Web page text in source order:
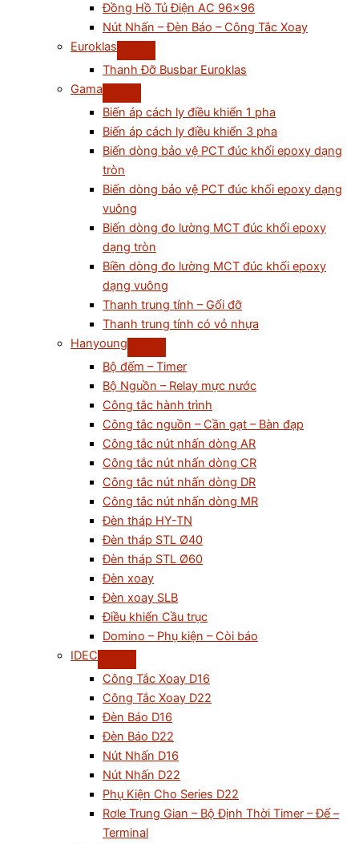
Đồng Hồ Tủ Điện AC 96×96
Nút Nhấn – Đèn Báo – Công Tắc Xoay
Euroklas
Thanh Đỡ Busbar Euroklas
Gama
Biến áp cách ly điều khiển 1 pha
Biến áp cách ly điều khiển 3 pha
Biến dòng bảo vệ PCT đúc khối epoxy dạng
tròn
Biến dòng bảo vệ PCT đúc khối epoxy dạng
vuông
Biến dòng đo lường MCT đúc khối epoxy
dạng tròn
Biền dòng đo lường MCT đúc khối epoxy
dạng vuông
Thanh trung tính – Gối đỡ
Thanh trung tính có vỏ nhựa
Hanyoung
Bộ đếm – Timer
Bộ Nguồn – Relay mực nước
Công tắc hành trình
Công tắc nguồn – Cần gạt – Bàn đạp
Công tắc nút nhấn dòng AR
Công tắc nút nhấn dòng CR
Công tắc nút nhấn dòng DR
Công tắc nút nhấn dòng MR
Đèn tháp HY-TN
Đèn tháp STL Ø40
Đèn tháp STL Ø60
Đèn xoay
Đèn xoay SLB
Điều khiển Cầu trục
Domino – Phụ kiện – Còi báo
IDEC
Công Tắc Xoay D16
Công Tắc Xoay D22
Đèn Báo D16
Đèn Báo D22
Nút Nhấn D16
Nút Nhấn D22
Phụ Kiện Cho Series D22
Rơle Trung Gian – Bộ Định Thời Timer – Đế –
Terminal